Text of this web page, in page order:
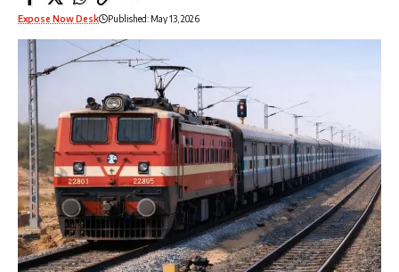
Expose Now Desk Published: May 13, 2026